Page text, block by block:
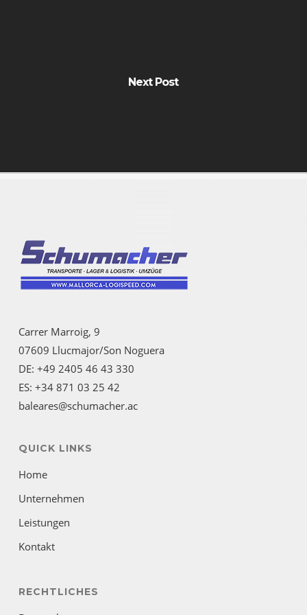
Next Post
Carrer Marroig, 9
07609 Llucmajor/Son Noguera
DE: +49 2405 46 43 330
ES: +34 871 03 25 42
baleares@schumacher.ac
QUICK LINKS
Home
Unternehmen
Leistungen
Kontakt
RECHTLICHES